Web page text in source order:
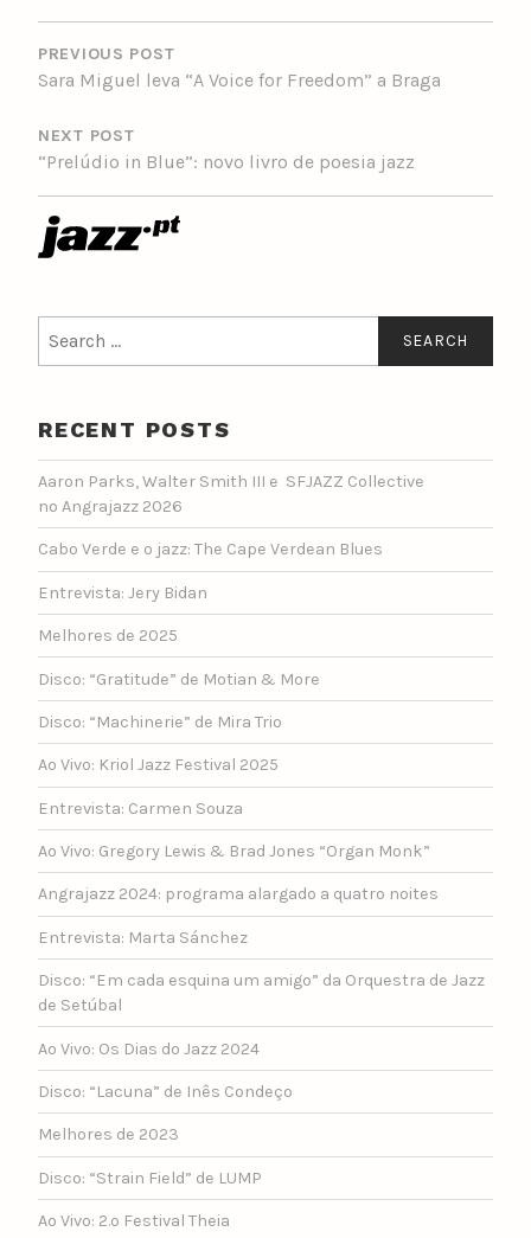
POST
NAVIGATION
PREVIOUS POST
Sara Miguel leva “A Voice for Freedom” a Braga
NEXT POST
“Prelúdio in Blue”: novo livro de poesia jazz
for:
RECENT POSTS
Aaron Parks, Walter Smith III e SFJAZZ Collective
no Angrajazz 2026
Cabo Verde e o jazz: The Cape Verdean Blues
Entrevista: Jery Bidan
Melhores de 2025
Disco: “Gratitude” de Motian & More
Disco: “Machinerie” de Mira Trio
Ao Vivo: Kriol Jazz Festival 2025
Entrevista: Carmen Souza
Ao Vivo: Gregory Lewis & Brad Jones “Organ Monk”
Angrajazz 2024: programa alargado a quatro noites
Entrevista: Marta Sánchez
Disco: “Em cada esquina um amigo” da Orquestra de Jazz
de Setúbal
Ao Vivo: Os Dias do Jazz 2024
Disco: “Lacuna” de Inês Condeço
Melhores de 2023
Disco: “Strain Field” de LUMP
Ao Vivo: 2.º Festival Theia